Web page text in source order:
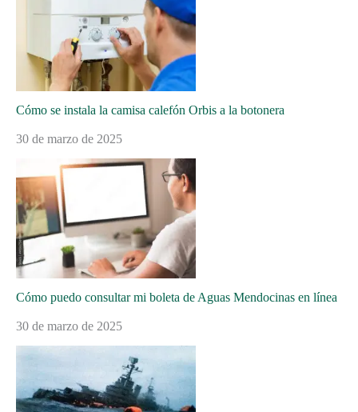
Cómo se instala la camisa calefón Orbis a la botonera
30 de marzo de 2025
Cómo puedo consultar mi boleta de Aguas Mendocinas en línea
30 de marzo de 2025